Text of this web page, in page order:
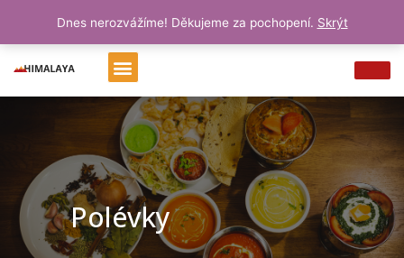
obsah
0Kč
Menu
Polévky
Dnes nerozvážíme! Děkujeme za pochopení. Skrýt